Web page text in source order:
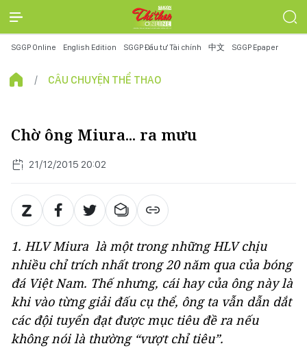
SGGP Online English Edition SGGP Đầu tư Tài chính 中文 SGGP Epaper
CÂU CHUYỆN THỂ THAO
Chờ ông Miura... ra mưu
21/12/2015 20:02
1. HLV Miura là một trong những HLV chịu
nhiều chỉ trích nhất trong 20 năm qua của bóng
đá Việt Nam. Thế nhưng, cái hay của ông này là
khi vào từng giải đấu cụ thể, ông ta vẫn dẫn dắt
các đội tuyển đạt được mục tiêu đề ra nếu
không nói là thường “vượt chỉ tiêu”.